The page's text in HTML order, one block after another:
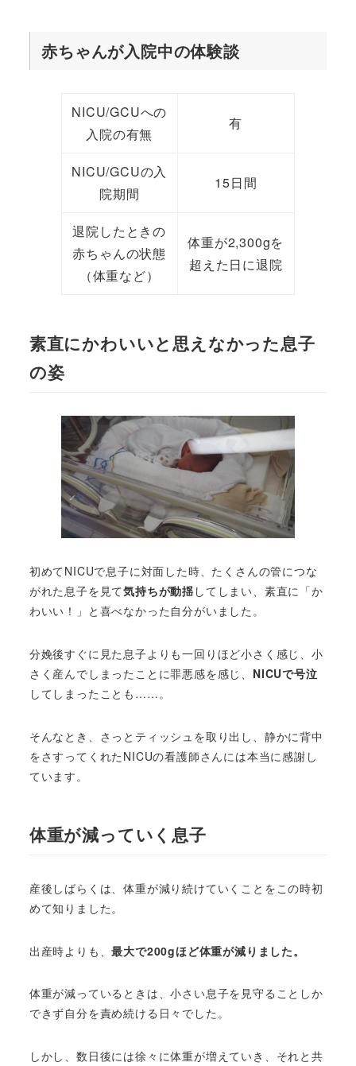
赤ちゃんが入院中の体験談
NICU/GCUへの
入院の有無
有
NICU/GCUの入
院期間
15日間
退院したときの
赤ちゃんの状態
（体重など）
体重が2,300gを
超えた日に退院
素直にかわいいと思えなかった息子
の姿
初めてNICUで息子に対面した時、たくさんの管につな
がれた息子を見て気持ちが動揺 してしまい、素直に「か
わいい！」と喜べなかった自分がいました。
分娩後すぐに見た息子よりも一回りほど小さく感じ、小
さく産んでしまったことに罪悪感を感じ、 NICUで号泣
してしまったことも……。
そんなとき、さっとティッシュを取り出し、静かに背中
をさすってくれたNICUの看護師さんには本当に感謝し
ています。
体重が減っていく息子
産後しばらくは、体重が減り続けていくことをこの時初
めて知りました。
出産時よりも、最大で200gほど体重が減りました。
体重が減っているときは、小さい息子を見守ることしか
できず自分を責め続ける日々でした。
しかし、数日後には徐々に体重が増えていき、それと共